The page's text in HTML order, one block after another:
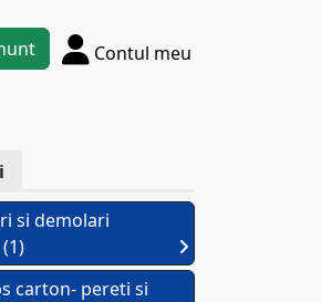
Contul meu
si demolari
carton- pereti si